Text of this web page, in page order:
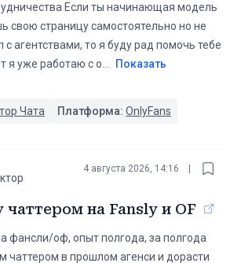
Если ты начинающая модель
свою страницу самостоятельно но не
агентствами, то я буду рад помочь тебе
я уже работаю с о
Показать
Чата Платформа: OnlyFans
4 августа 2026, 14:16
на Fansly и OF
фансли/оф, опыт полгода, за полгода
чаттером в прошлом агенси и дорасти